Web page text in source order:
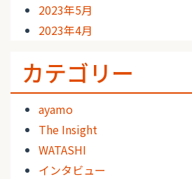
2023年5月
2023年4月
カテゴリー
ayamo
The Insight
WATASHI
インタビュー